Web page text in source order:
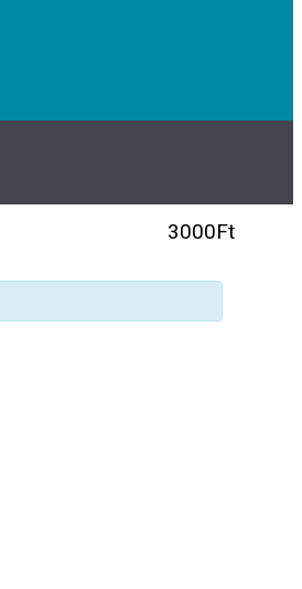
3000Ft